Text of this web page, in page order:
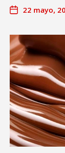
22 mayo,